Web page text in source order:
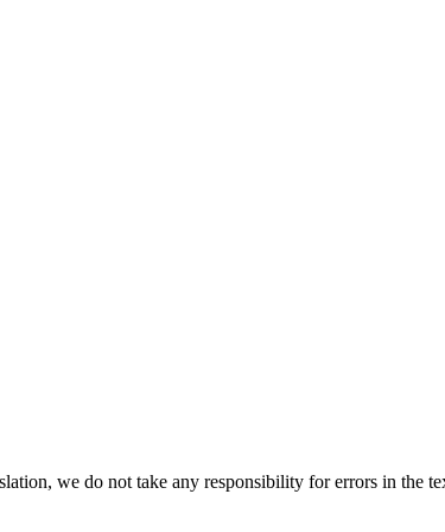
we do not take any responsibility for errors in the